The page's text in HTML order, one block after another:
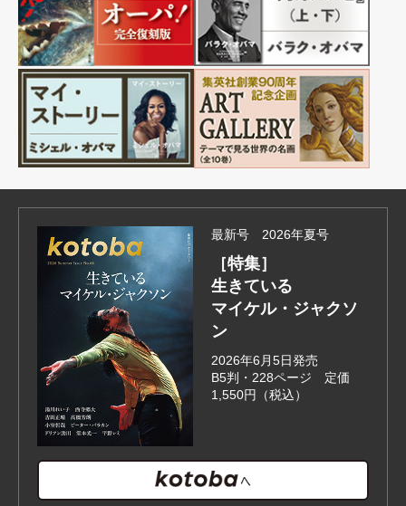
最新号 2026年夏号
［特集］
生きている
マイケル・ジャクソ
ン
2026年6月5日発売
B5判・228ページ 定価
1,550円（税込）